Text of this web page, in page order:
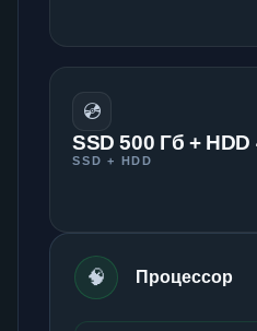
💿
SSD 500 Гб + HDD
SSD + HDD
🧠 Процессор